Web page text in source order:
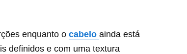
enquanto o cabelo ainda está
definidos e com uma textura